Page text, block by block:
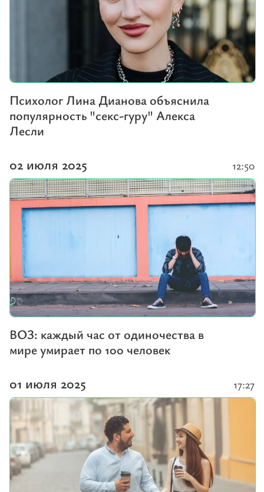
Психолог Лина Дианова объяснила
популярность "секс-гуру" Алекса
Лесли
02 июля 2025
ВОЗ: каждый час от одиночества в
мире умирает по 100 человек
12:50
01 июля 2025 17:27